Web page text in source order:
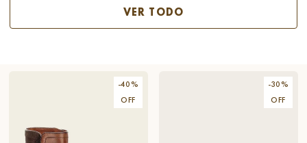
VER TODO
MANO
$135.20
CINTURÓN WESTERN DE
PIEL COLOR CAFÉ CON
GRABADO
-40%
OFF
-30%
OFF